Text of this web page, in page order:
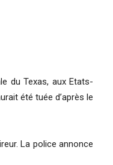
du Texas, aux Etats-
été tuée d’après le
La police annonce